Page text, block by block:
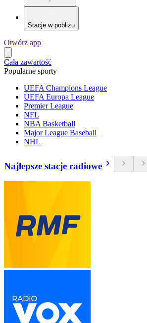
Stacje w pobliżu
Otwórz app
Cała zawartość
Popularne sporty
UEFA Champions League
UEFA Europa League
Premier League
NFL
NBA Basketball
Major League Baseball
NHL
Najlepsze stacje radiowe